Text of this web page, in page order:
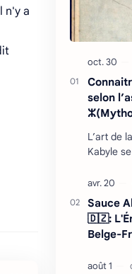
n'y a
selon
L’art de
Kabyle
avec son
cycliq…
Sauce
🇩🇿:
Belge-